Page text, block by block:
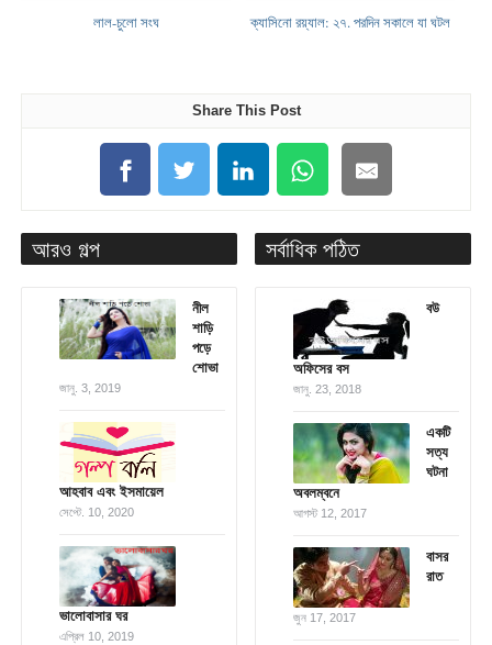
লাল-চুলো সংঘ ক্যাসিনো রয়্যাল: ২৭. পরদিন সকালে যা ঘটল
Share This Post
আরও গল্প
নীল
শাড়ি
পড়ে
শোভা
জানু. 3, 2019
আহবাব এবং ইসমায়েল
সেপ্টে. 10, 2020
ভালোবাসার ঘর
এপ্রিল 10, 2019
সর্বাধিক পঠিত
বউ
অফিসের বস
জানু. 23, 2018
একটি
সত্য
ঘটনা
অবলম্বনে
আগস্ট 12, 2017
বাসর
রাত
জুন 17, 2017